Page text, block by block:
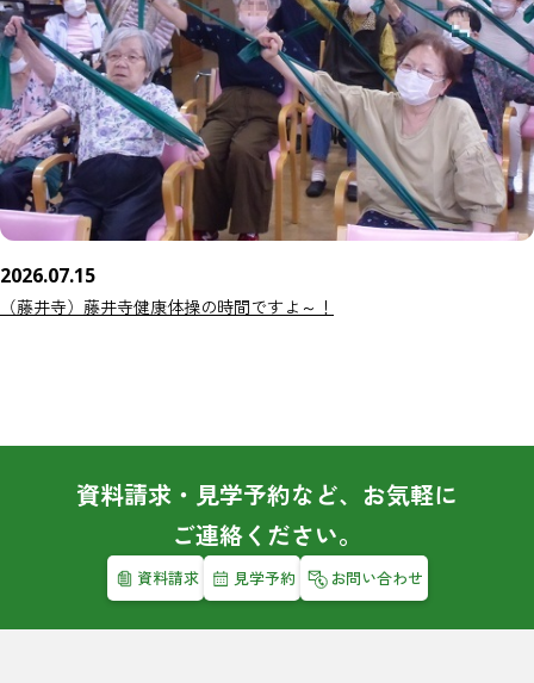
2026.07.15
（藤井寺）藤井寺健康体操の時間ですよ～！
資料請求・見学予約など、お気軽に
ご連絡ください。
資料請求 見学予約 お問い合わせ